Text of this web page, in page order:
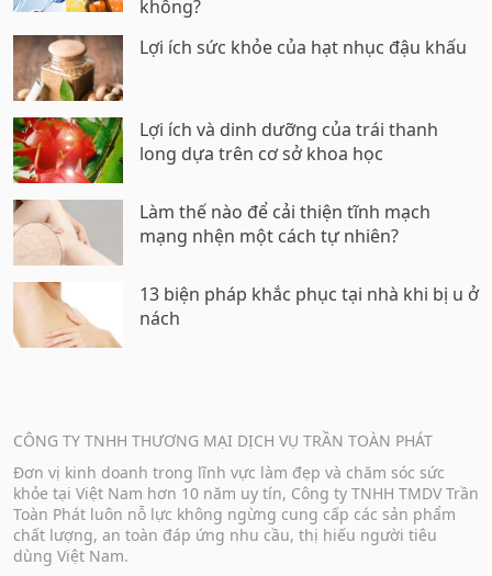
không?
Lợi ích sức khỏe của hạt nhục đậu khấu
Lợi ích và dinh dưỡng của trái thanh
long dựa trên cơ sở khoa học
Làm thế nào để cải thiện tĩnh mạch
mạng nhện một cách tự nhiên?
13 biện pháp khắc phục tại nhà khi bị u ở
nách
CÔNG TY TNHH THƯƠNG MẠI DỊCH VỤ TRẦN TOÀN PHÁT
Đơn vị kinh doanh trong lĩnh vực làm đẹp và chăm sóc sức
khỏe tại Việt Nam hơn 10 năm uy tín, Công ty TNHH TMDV Trần
Toàn Phát luôn nỗ lực không ngừng cung cấp các sản phẩm
chất lượng, an toàn đáp ứng nhu cầu, thị hiếu người tiêu
dùng Việt Nam.